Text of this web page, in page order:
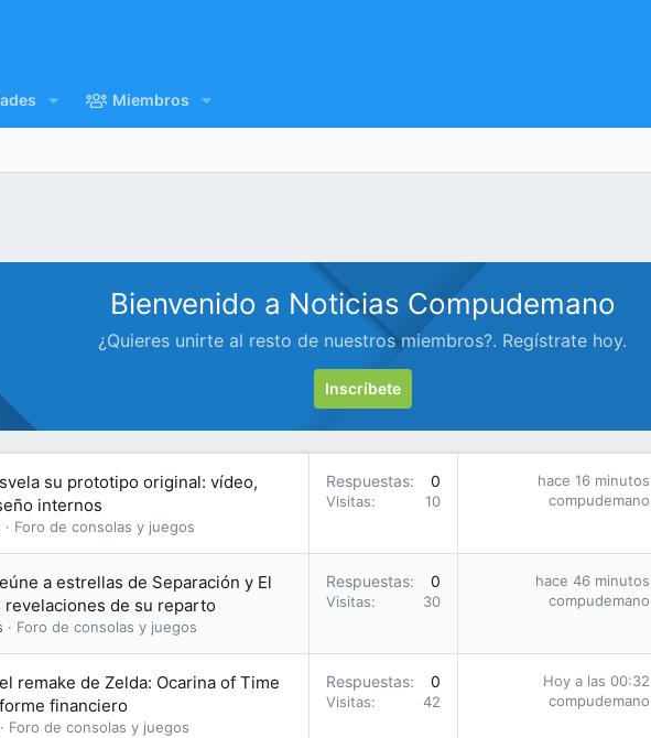
Miembros
Bienvenido a Noticias Compudemano
¿Quieres unirte al resto de nuestros miembros?. Regístrate hoy.
Inscríbete
su prototipo original: vídeo,
internos
Foro de consolas y juegos
Respuestas 0
Visitas 10
hace 16 minutos
compudemano
a estrellas de Separación y El
de su reparto
Foro de consolas y juegos
Respuestas 0
Visitas 30
hace 46 minutos
compudemano
remake de Zelda: Ocarina of Time
financiero
Foro de consolas y juegos
Respuestas 0
Visitas 42
Hoy a las 00:32
compudemano